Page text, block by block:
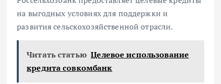
на выгодных условиях для поддержки и
развития сельскохозяйственной отрасли.
Читать статью Целевое использование
кредита совкомбанк